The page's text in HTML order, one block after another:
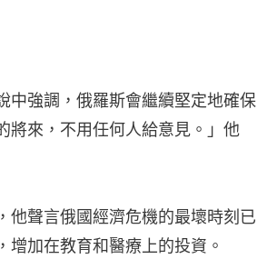
中強調，俄羅斯會繼續堅定地確保
將來，不用任何人給意見。」他
他聲言俄國經濟危機的最壞時刻已
加在教育和醫療上的投資。